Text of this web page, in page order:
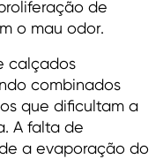
de
o mau odor.
calçados
combinados
que dificultam a
A falta de
a evaporação do